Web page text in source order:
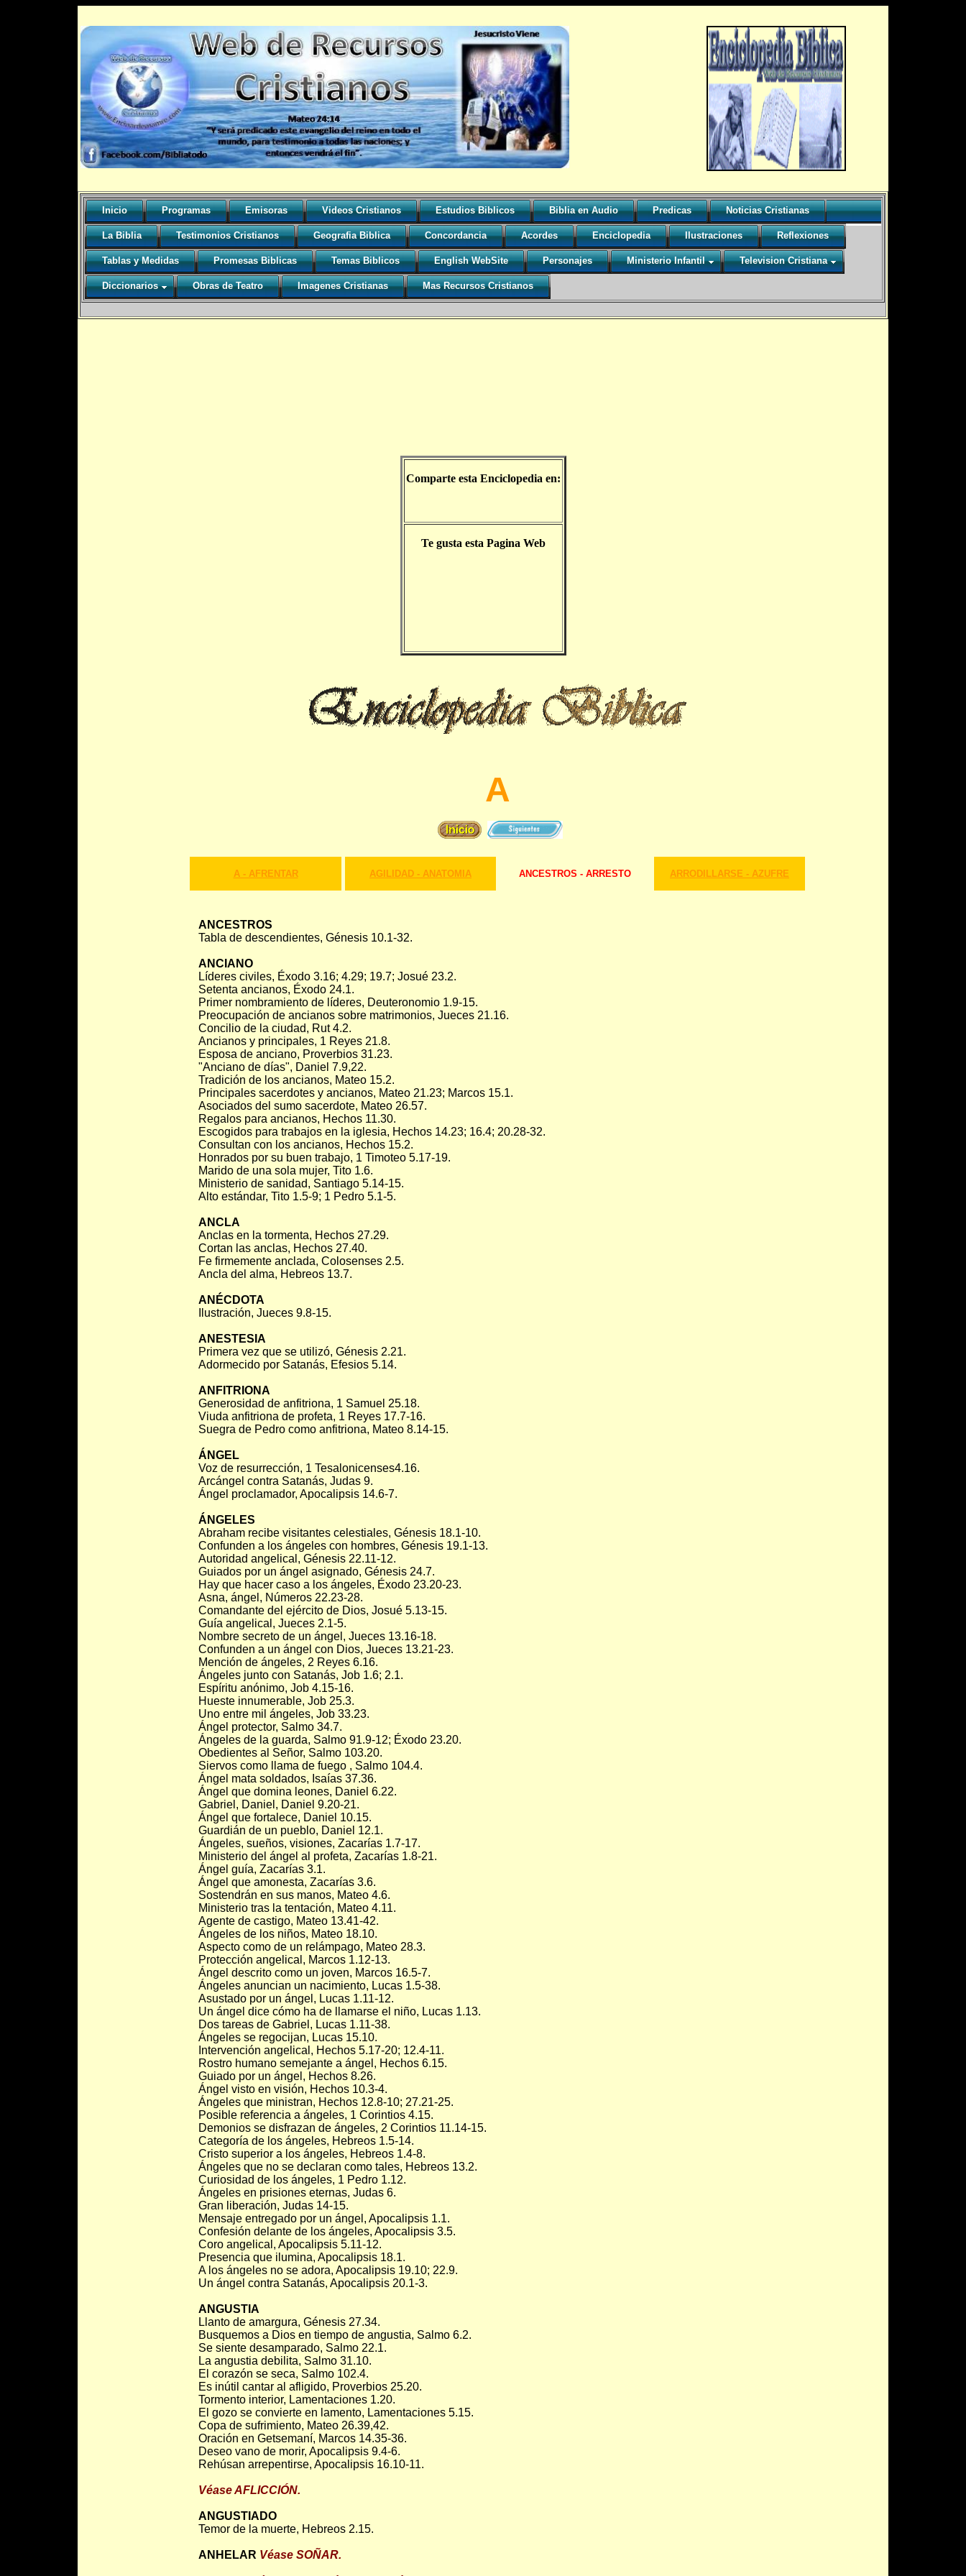
Inicio Programas Emisoras Videos Cristianos Estudios Biblicos Biblia en Audio Predicas Noticias Cristianas
La Biblia Testimonios Cristianos Geografia Biblica Concordancia Acordes Enciclopedia Ilustraciones Reflexiones
Tablas y Medidas Promesas Biblicas Temas Biblicos English WebSite Personajes Ministerio Infantil Television Cristiana
Diccionarios Obras de Teatro Imagenes Cristianas Mas Recursos Cristianos
Comparte esta Enciclopedia en:
Te gusta esta Pagina Web
A
A - AFRENTAR AGILIDAD - ANATOMIA ANCESTROS - ARRESTO ARRODILLARSE - AZUFRE
ANCESTROS
Tabla de descendientes, Génesis 10.1-32.
ANCIANO
Líderes civiles, Éxodo 3.16; 4.29; 19.7; Josué 23.2.
Setenta ancianos, Éxodo 24.1.
Primer nombramiento de líderes, Deuteronomio 1.9-15.
Preocupación de ancianos sobre matrimonios, Jueces 21.16.
Concilio de la ciudad, Rut 4.2.
Ancianos y principales, 1 Reyes 21.8.
Esposa de anciano, Proverbios 31.23.
"Anciano de días", Daniel 7.9,22.
Tradición de los ancianos, Mateo 15.2.
Principales sacerdotes y ancianos, Mateo 21.23; Marcos 15.1.
Asociados del sumo sacerdote, Mateo 26.57.
Regalos para ancianos, Hechos 11.30.
Escogidos para trabajos en la iglesia, Hechos 14.23; 16.4; 20.28-32.
Consultan con los ancianos, Hechos 15.2.
Honrados por su buen trabajo, 1 Timoteo 5.17-19.
Marido de una sola mujer, Tito 1.6.
Ministerio de sanidad, Santiago 5.14-15.
Alto estándar, Tito 1.5-9; 1 Pedro 5.1-5.
ANCLA
Anclas en la tormenta, Hechos 27.29.
Cortan las anclas, Hechos 27.40.
Fe firmemente anclada, Colosenses 2.5.
Ancla del alma, Hebreos 13.7.
ANÉCDOTA
Ilustración, Jueces 9.8-15.
ANESTESIA
Primera vez que se utilizó, Génesis 2.21.
Adormecido por Satanás, Efesios 5.14.
ANFITRIONA
Generosidad de anfitriona, 1 Samuel 25.18.
Viuda anfitriona de profeta, 1 Reyes 17.7-16.
Suegra de Pedro como anfitriona, Mateo 8.14-15.
ÁNGEL
Voz de resurrección, 1 Tesalonicenses4.16.
Arcángel contra Satanás, Judas 9.
Ángel proclamador, Apocalipsis 14.6-7.
ÁNGELES
Abraham recibe visitantes celestiales, Génesis 18.1-10.
Confunden a los ángeles con hombres, Génesis 19.1-13.
Autoridad angelical, Génesis 22.11-12.
Guiados por un ángel asignado, Génesis 24.7.
Hay que hacer caso a los ángeles, Éxodo 23.20-23.
Asna, ángel, Números 22.23-28.
Comandante del ejército de Dios, Josué 5.13-15.
Guía angelical, Jueces 2.1-5.
Nombre secreto de un ángel, Jueces 13.16-18.
Confunden a un ángel con Dios, Jueces 13.21-23.
Mención de ángeles, 2 Reyes 6.16.
Ángeles junto con Satanás, Job 1.6; 2.1.
Espíritu anónimo, Job 4.15-16.
Hueste innumerable, Job 25.3.
Uno entre mil ángeles, Job 33.23.
Ángel protector, Salmo 34.7.
Ángeles de la guarda, Salmo 91.9-12; Éxodo 23.20.
Obedientes al Señor, Salmo 103.20.
Siervos como llama de fuego , Salmo 104.4.
Ángel mata soldados, Isaías 37.36.
Ángel que domina leones, Daniel 6.22.
Gabriel, Daniel, Daniel 9.20-21.
Ángel que fortalece, Daniel 10.15.
Guardián de un pueblo, Daniel 12.1.
Ángeles, sueños, visiones, Zacarías 1.7-17.
Ministerio del ángel al profeta, Zacarías 1.8-21.
Ángel guía, Zacarías 3.1.
Ángel que amonesta, Zacarías 3.6.
Sostendrán en sus manos, Mateo 4.6.
Ministerio tras la tentación, Mateo 4.11.
Agente de castigo, Mateo 13.41-42.
Ángeles de los niños, Mateo 18.10.
Aspecto como de un relámpago, Mateo 28.3.
Protección angelical, Marcos 1.12-13.
Ángel descrito como un joven, Marcos 16.5-7.
Ángeles anuncian un nacimiento, Lucas 1.5-38.
Asustado por un ángel, Lucas 1.11-12.
Un ángel dice cómo ha de llamarse el niño, Lucas 1.13.
Dos tareas de Gabriel, Lucas 1.11-38.
Ángeles se regocijan, Lucas 15.10.
Intervención angelical, Hechos 5.17-20; 12.4-11.
Rostro humano semejante a ángel, Hechos 6.15.
Guiado por un ángel, Hechos 8.26.
Ángel visto en visión, Hechos 10.3-4.
Ángeles que ministran, Hechos 12.8-10; 27.21-25.
Posible referencia a ángeles, 1 Corintios 4.15.
Demonios se disfrazan de ángeles, 2 Corintios 11.14-15.
Categoría de los ángeles, Hebreos 1.5-14.
Cristo superior a los ángeles, Hebreos 1.4-8.
Ángeles que no se declaran como tales, Hebreos 13.2.
Curiosidad de los ángeles, 1 Pedro 1.12.
Ángeles en prisiones eternas, Judas 6.
Gran liberación, Judas 14-15.
Mensaje entregado por un ángel, Apocalipsis 1.1.
Confesión delante de los ángeles, Apocalipsis 3.5.
Coro angelical, Apocalipsis 5.11-12.
Presencia que ilumina, Apocalipsis 18.1.
A los ángeles no se adora, Apocalipsis 19.10; 22.9.
Un ángel contra Satanás, Apocalipsis 20.1-3.
ANGUSTIA
Llanto de amargura, Génesis 27.34.
Busquemos a Dios en tiempo de angustia, Salmo 6.2.
Se siente desamparado, Salmo 22.1.
La angustia debilita, Salmo 31.10.
El corazón se seca, Salmo 102.4.
Es inútil cantar al afligido, Proverbios 25.20.
Tormento interior, Lamentaciones 1.20.
El gozo se convierte en lamento, Lamentaciones 5.15.
Copa de sufrimiento, Mateo 26.39,42.
Oración en Getsemaní, Marcos 14.35-36.
Deseo vano de morir, Apocalipsis 9.4-6.
Rehúsan arrepentirse, Apocalipsis 16.10-11.
Véase AFLICCIÓN.
ANGUSTIADO
Temor de la muerte, Hebreos 2.15.
ANHELAR Véase SOÑAR.